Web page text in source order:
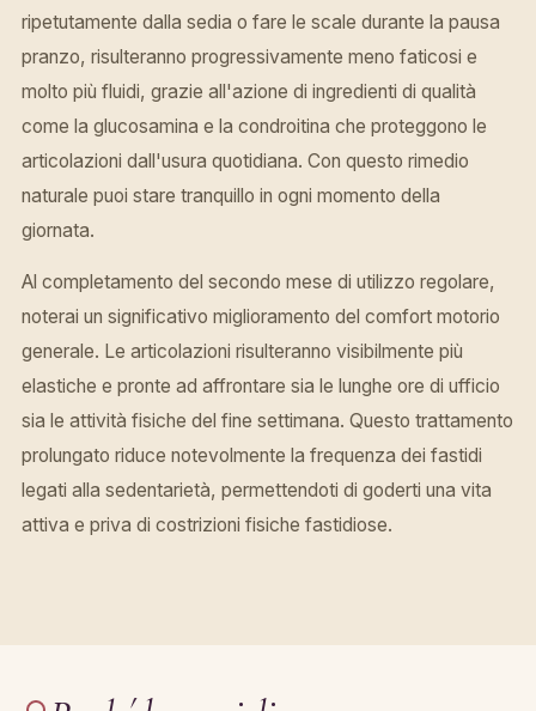
ripetutamente dalla sedia o fare le scale durante la pausa
pranzo, risulteranno progressivamente meno faticosi e
molto più fluidi, grazie all'azione di ingredienti di qualità
come la glucosamina e la condroitina che proteggono le
articolazioni dall'usura quotidiana. Con questo rimedio
naturale puoi stare tranquillo in ogni momento della
giornata.
Al completamento del secondo mese di utilizzo regolare,
noterai un significativo miglioramento del comfort motorio
generale. Le articolazioni risulteranno visibilmente più
elastiche e pronte ad affrontare sia le lunghe ore di ufficio
sia le attività fisiche del fine settimana. Questo trattamento
prolungato riduce notevolmente la frequenza dei fastidi
legati alla sedentarietà, permettendoti di goderti una vita
attiva e priva di costrizioni fisiche fastidiose.